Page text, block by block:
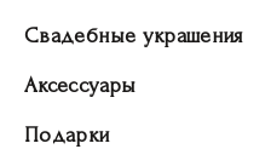
Свадебные украшения
Аксессуары
Подарки